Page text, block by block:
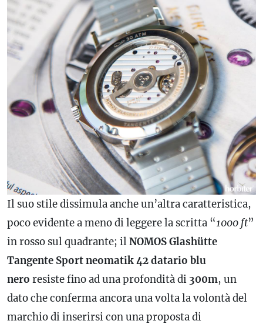
Il suo stile dissimula anche un’altra caratteristica,
poco evidente a meno di leggere la scritta “1000 ft”
in rosso sul quadrante; ilNOMOS Glashütte
Tangente Sport neomatik 42datario blu
nero resiste fino ad una profondità di 300m, un
dato che confermaancorauna volta la volontà del
marchio di inserirsi con una proposta di